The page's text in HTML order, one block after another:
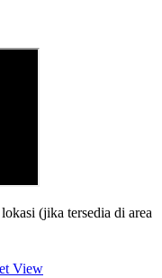
(jika tersedia di area
View